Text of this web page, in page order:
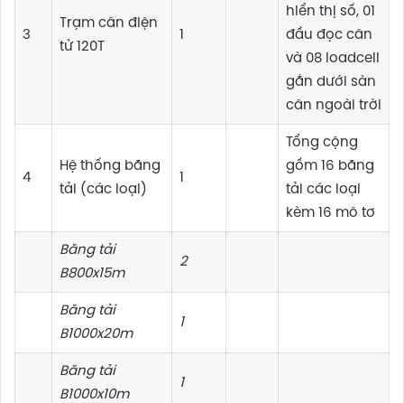
3
Trạm cân điện
tử 120T
1
hiển thị số, 01
đầu đọc cân
và 08 loadcell
gắn dưới sàn
cân ngoài trời
4
Hệ thống băng
tải (các loại)
1
Tổng cộng
gồm 16 băng
tải các loại
kèm 16 mô tơ
Băng tải
B800x15m
2
Băng tải
B1000x20m
1
Băng tải
B1000x10m
1